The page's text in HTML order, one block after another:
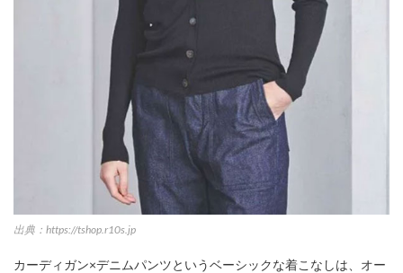
出典：https://tshop.r10s.jp
カーディガン×デニムパンツというベーシックな着こなしは、オー